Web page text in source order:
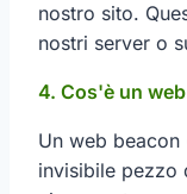
nostro sito.
nostri server o
4. Cos'è un
Un web
invisibile pezzo